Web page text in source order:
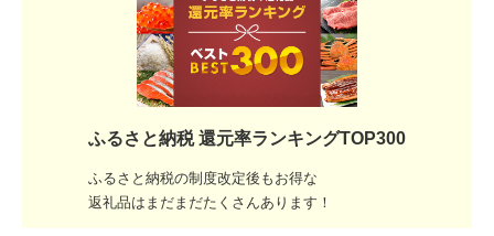
ふるさと納税 還元率ランキングTOP300
ふるさと納税の制度改定後もお得な
返礼品はまだまだたくさんあります！